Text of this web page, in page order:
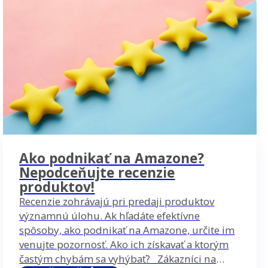
Ako podnikať na Amazone?
Nepodceňujte recenzie
produktov!
Recenzie zohrávajú pri predaji produktov
významnú úlohu. Ak hľadáte efektívne
spôsoby, ako podnikať na Amazone, určite im
venujte pozornosť. Ako ich získavať a ktorým
častým chybám sa vyhýbať? Zákazníci na